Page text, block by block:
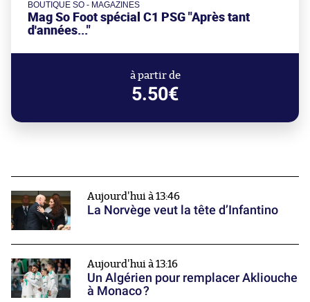
BOUTIQUE SO - MAGAZINES
Mag So Foot spécial C1 PSG "Après tant
d'années..."
à partir de
5.50€
Aujourd'hui à 13:46
La Norvège veut la tête d’Infantino
Aujourd'hui à 13:16
Un Algérien pour remplacer Akliouche
à Monaco ?